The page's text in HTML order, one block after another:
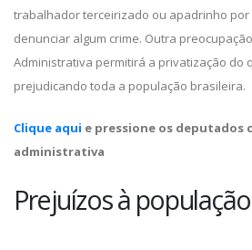
trabalhador terceirizado ou apadrinho por
denunciar algum crime. Outra
Administrativa permitirá a privatização do
prejudicando toda a população brasileira.
Clique aqui e pressione os deputados
administrativa
Prejuízos à população